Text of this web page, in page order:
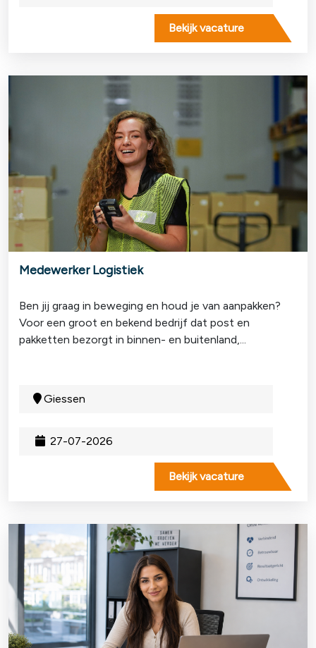
Bekijk vacature
Medewerker Logistiek
27-07-2026
Giessen
Ben jij graag in beweging en houd je van aanpakken?
Voor een groot en bekend bedrijf dat post en
pakketten bezorgt in binnen- en buitenland,...
Bekijk vacature